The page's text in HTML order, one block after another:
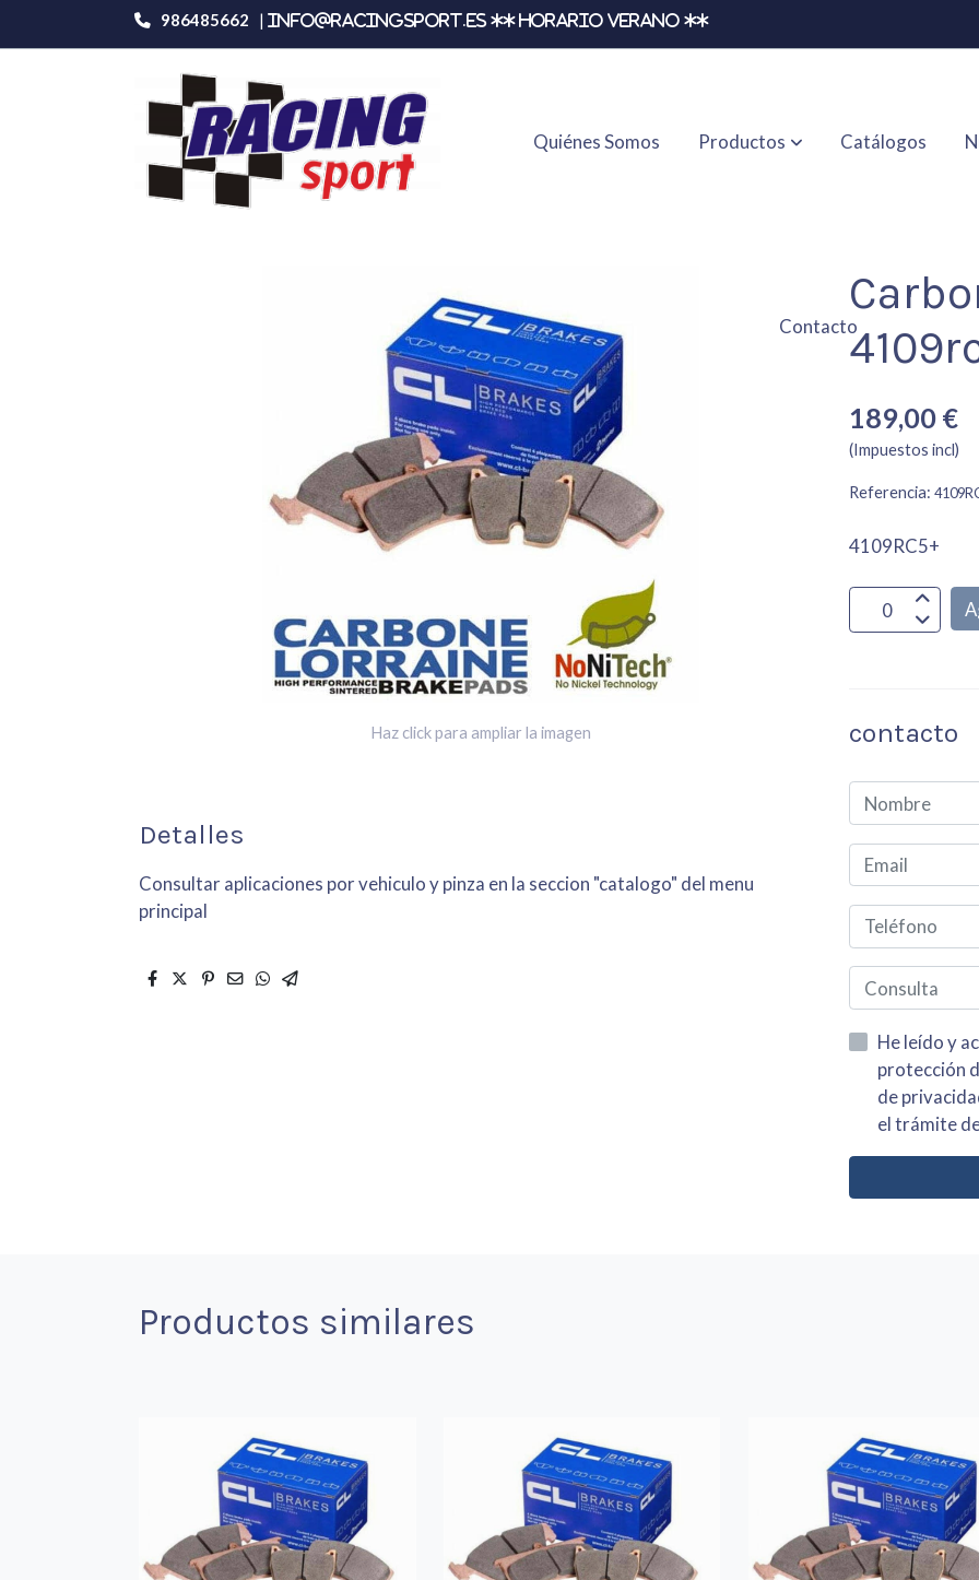
986485662 | info@racingsport.es ** HORARIO VERANO **
Quiénes Somos Productos Catálogos
Contacto
Productos Carbone Lorraine 4109rc5+
Haz click para ampliar la imagen
Detalles
Consultar aplicaciones por vehiculo y pinza en la seccion "catalogo" del menu
principal
189,00 €
(Impuestos incl)
Referencia:
4109RC5+
contacto
He leído y acepto la
protección de datos asi como el
de privacidad y acepto el tratamiento de mis
el trámite
Productos similares